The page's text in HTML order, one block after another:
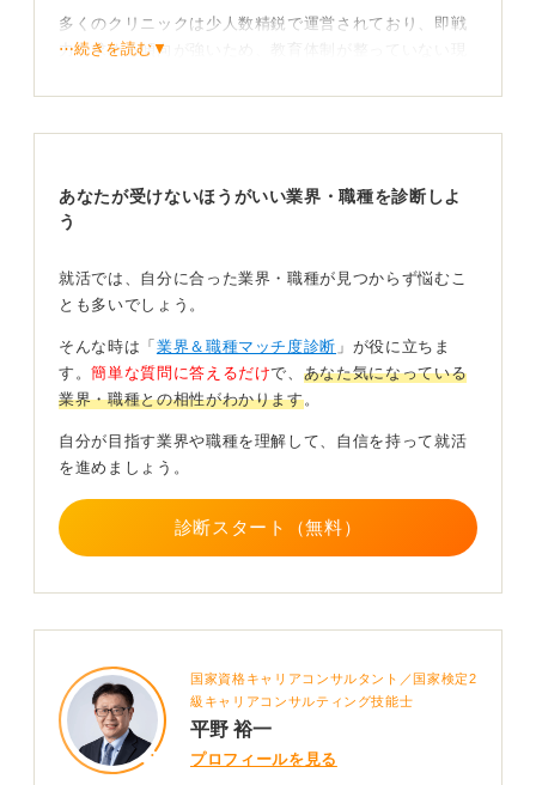
多くのクリニックは少人数精鋭で運営されており、即戦
力を求める傾向が強いため、教育体制が整っていない現
主体的な姿勢で経験を積む
く長い付き合いができ、現場を間近で包括的に経験でき
る点にあります。
一方で、マニュアルが未整備であったりするリスクもあ
るため、事前の情報収集が運命を分けます。
修制度の有無などを必ず確認しましょう。
待つのではなく、自ら進んで学び、変化に柔軟に対応す
る主体的な姿勢が不可欠です。
ら、慎重かつ前向きに選択肢を広げてみてください。
0
⋯続きを読む▼
あなたが受けないほうがいい業界・職種を診断しよ
う
就活では、自分に合った業界・職種が見つからず悩むこ
とも多いでしょう。
そんな時は「 業界＆職種マッチ度診断 」が役に立ちま
す。簡単な質問に答えるだけで、 あなた気になっている
業界・職種との相性がわかります。
自分が目指す業界や職種を理解して、自信を持って就活
を進めましょう。
診断スタート（無料）
国家資格キャリアコンサルタント／国家検定2
級キャリアコンサルティング技能士
平野 裕一
プロフィールを見る